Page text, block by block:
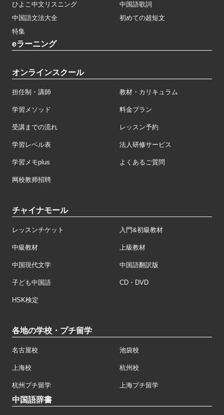
ひよこ中文リスニング
中国語歌詞
中国語文法大全
初めての超短文
特集
eラーニング
オンラインスクール
担任制・講師 教材・カリキュラム
学習メソッド 料金プラン
受講までの流れ レッスン予約
学習レベル表 法人研修サービス
学習メモplus よくあるご質問
网校教师招聘
チャイナモール
レッスンチケット 入門&初級教材
中級教材 上級教材
中国現代文学 中国語翻訳版
子ども中国語 CD・DVD
HSK検定
各地の学校・プチ留学
名古屋校 池袋校
上海校 杭州校
杭州プチ留学 上海プチ留学
中国語辞書